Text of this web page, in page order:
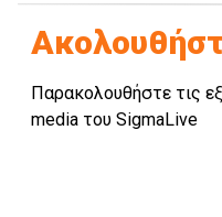
Παρακολουθήστε τις
media του SigmaLive